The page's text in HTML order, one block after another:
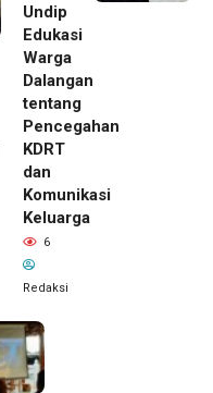
Undip
Edukasi
Warga
Dalangan
tentang
Pencegahan
KDRT
dan
Komunikasi
Keluarga
6
Redaksi